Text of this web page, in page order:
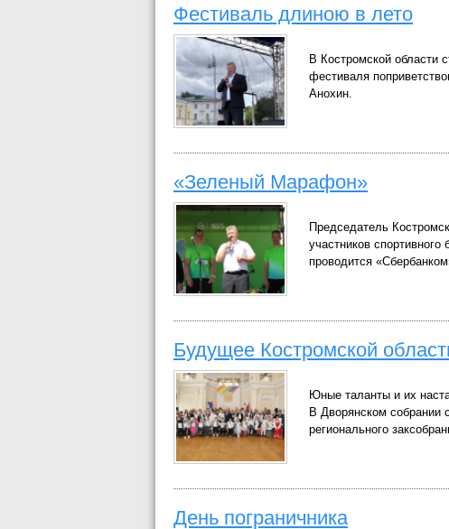
Фестиваль длиною в лето
В Костромской области
фестиваля
Анохин.
«Зеленый Марафон»
Председатель
участников
проводится
Будущее Костромской
Юные таланты и их
В Дворянском собрании
регионального
День пограничника